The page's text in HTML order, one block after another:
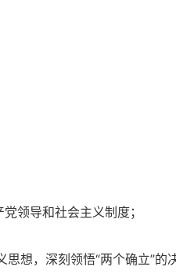
领导和社会主义制度；
想，深刻领悟“两个确立”的